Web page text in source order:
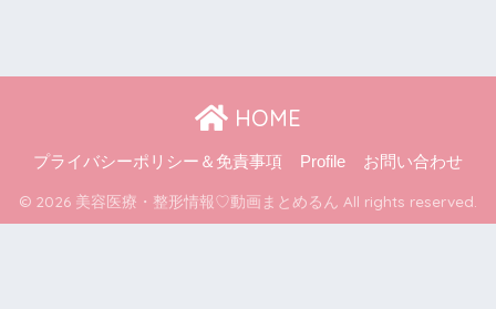
HOME
プライバシーポリシー＆免責事項 Profile お問い合わせ
© 2026 美容医療・整形情報♡動画まとめるん All rights reserved.